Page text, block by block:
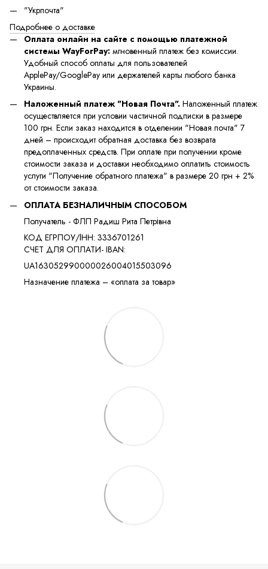
"Укрпочта"
Подробнее о доставке
Оплата онлайн на сайте с помощью платежной
системы WayForPay: мгновенный платеж без комиссии.
Удобный способ оплаты для пользователей
ApplePay/GooglePay или держателей карты любого банка
Украины.
Наложенный платеж "Новая Почта". Наложенный платеж
осуществляется при условии частичной подписки в размере
100 грн. Если заказ находится в отделении "Новая почта" 7
дней – происходит обратная доставка без возврата
предоплаченных средств. При оплате при получении кроме
стоимости заказа и доставки необходимо оплатить стоимость
услуги "Получение обратного платежа" в размере 20 грн + 2%
от стоимости заказа.
ОПЛАТА БЕЗНАЛИЧНЫМ СПОСОБОМ
Получатель - ФЛП Радиш Рита Петрівна
КОД ЕГРПОУ/ІНН: 3336701261
​​СЧЕТ ДЛЯ ОПЛАТИ- IBAN:
UA163052990000026004015503096
Назначение платежа – «оплата за товар»